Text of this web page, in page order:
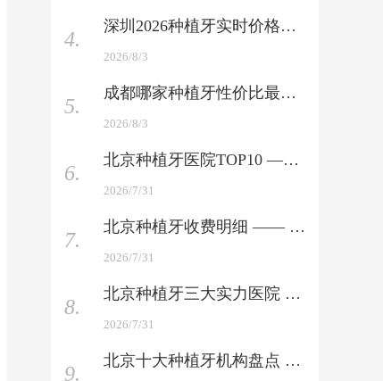
4.
深圳2026种植牙实时价格查询 —— 最新行情速递
2026/8/3
5.
成都哪家种植牙性价比最高 —— 技术好+价格优，整友力荐
2026/8/3
6.
北京种植牙医院TOP10 —— 公立+私立全覆盖，含医生介绍
2026/7/31
7.
北京种植牙收费明细 —— 国产与进口品牌全收录
2026/7/31
8.
北京种植牙三大实力医院 —— 权威榜单上新，你会选哪家
2026/7/31
9.
北京十大种植牙机构盘点 —— 口碑与技术硬碰硬对比